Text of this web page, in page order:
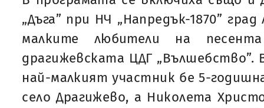
„Дъга” при НЧ „Напредък-1870”
малките любители на
драгижевската ЦДГ „Вълшебство”.
най-малкият участник бе 5-
село Драгижево, а Николета